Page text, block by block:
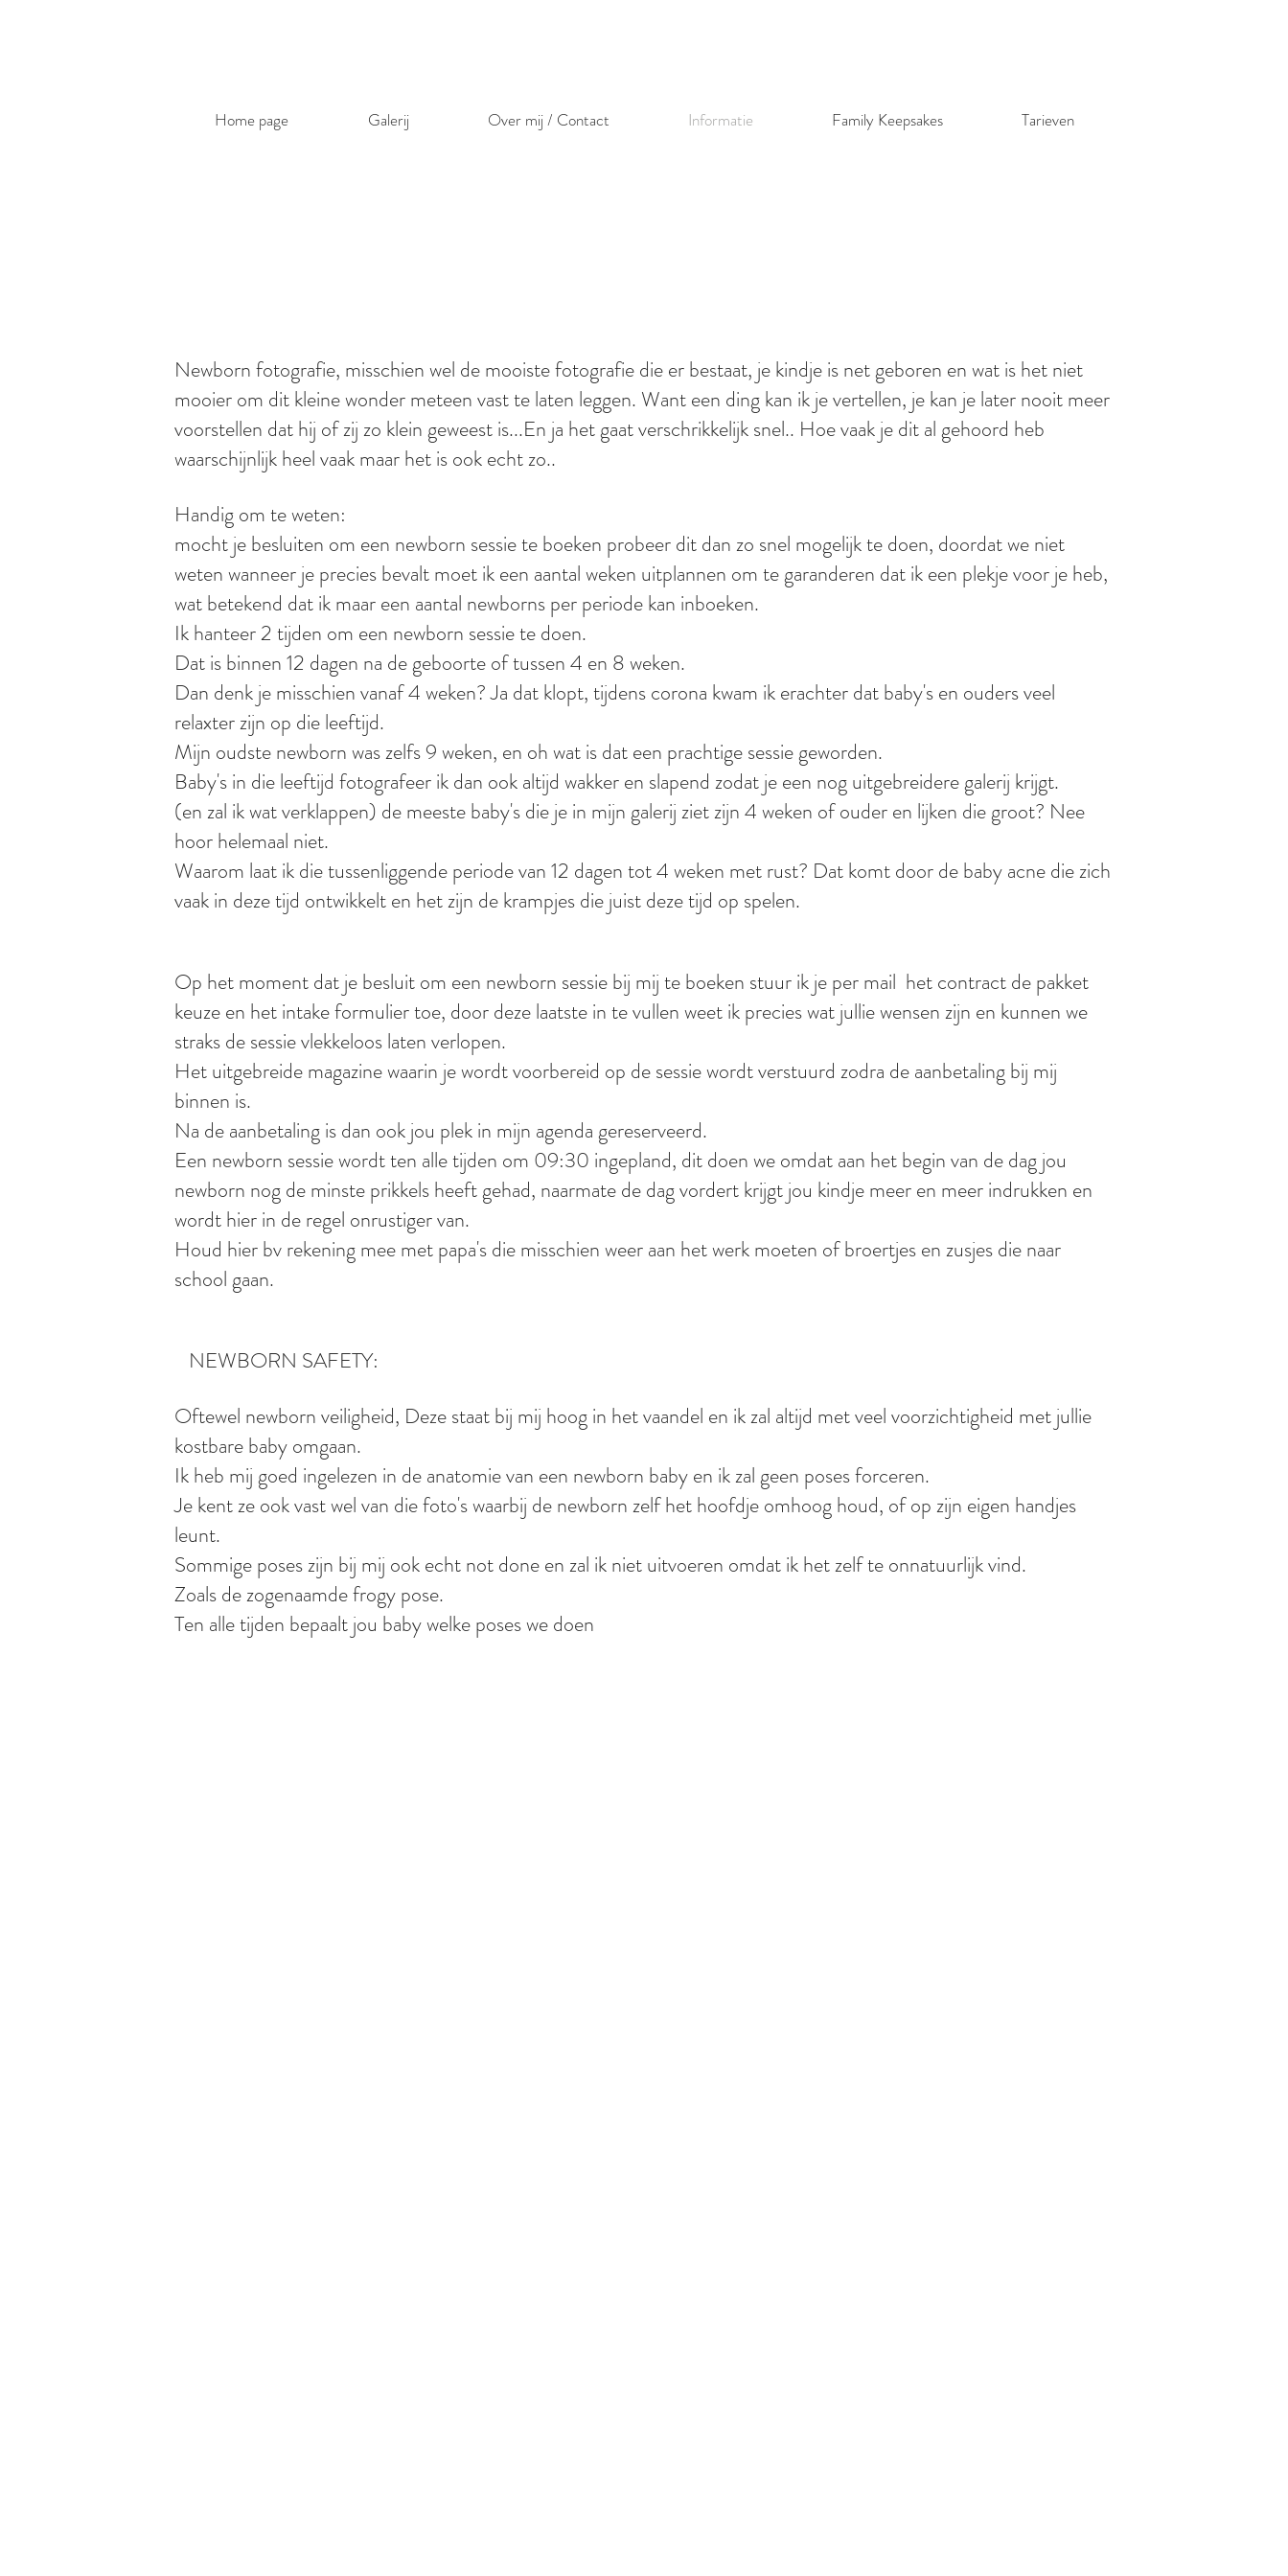
Home page Galerij Over mij / Contact Informatie Family Keepsakes Tarieven
Newborn fotografie, misschien wel de mooiste fotografie die er bestaat, je kindje is net geboren en wat is het niet
mooier om dit kleine wonder meteen vast te laten leggen. Want een ding kan ik je vertellen, je kan je later nooit meer
voorstellen dat hij of zij zo klein geweest is...En ja het gaat verschrikkelijk snel.. Hoe vaak je dit al gehoord heb
waarschijnlijk heel vaak maar het is ook echt zo..
Handig om te weten:
mocht je besluiten om een newborn sessie te boeken probeer dit dan zo snel mogelijk te doen, doordat we niet
weten wanneer je precies bevalt moet ik een aantal weken uitplannen om te garanderen dat ik een plekje voor je heb,
wat betekend dat ik maar een aantal newborns per periode kan inboeken.
Ik hanteer 2 tijden om een newborn sessie te doen.
Dat is binnen 12 dagen na de geboorte of tussen 4 en 8 weken.
Dan denk je misschien vanaf 4 weken? Ja dat klopt, tijdens corona kwam ik erachter dat baby's en ouders veel
relaxter zijn op die leeftijd.
Mijn oudste newborn was zelfs 9 weken, en oh wat is dat een prachtige sessie geworden.
Baby's in die leeftijd fotografeer ik dan ook altijd wakker en slapend zodat je een nog uitgebreidere galerij krijgt.
(en zal ik wat verklappen) de meeste baby's die je in mijn galerij ziet zijn 4 weken of ouder en lijken die groot? Nee
hoor helemaal niet.
Waarom laat ik die tussenliggende periode van 12 dagen tot 4 weken met rust? Dat komt door de baby acne die zich
vaak in deze tijd ontwikkelt en het zijn de krampjes die juist deze tijd op spelen.
Op het moment dat je besluit om een newborn sessie bij mij te boeken stuur ik je per mail het contract de pakket
keuze en het intake formulier toe, door deze laatste in te vullen weet ik precies wat jullie wensen zijn en kunnen we
straks de sessie vlekkeloos laten verlopen.
Het uitgebreide magazine waarin je wordt voorbereid op de sessie wordt verstuurd zodra de aanbetaling bij mij
binnen is.
Na de aanbetaling is dan ook jou plek in mijn agenda gereserveerd.
Een newborn sessie wordt ten alle tijden om 09:30 ingepland, dit doen we omdat aan het begin van de dag jou
newborn nog de minste prikkels heeft gehad, naarmate de dag vordert krijgt jou kindje meer en meer indrukken en
wordt hier in de regel onrustiger van.
Houd hier bv rekening mee met papa's die misschien weer aan het werk moeten of broertjes en zusjes die naar
school gaan.
NEWBORN SAFETY:
Oftewel newborn veiligheid, Deze staat bij mij hoog in het vaandel en ik zal altijd met veel voorzichtigheid met jullie
kostbare baby omgaan.
Ik heb mij goed ingelezen in de anatomie van een newborn baby en ik zal geen poses forceren.
Je kent ze ook vast wel van die foto's waarbij de newborn zelf het hoofdje omhoog houd, of op zijn eigen handjes
leunt.
Sommige poses zijn bij mij ook echt not done en zal ik niet uitvoeren omdat ik het zelf te onnatuurlijk vind.
Zoals de zogenaamde frogy pose.
Ten alle tijden bepaalt jou baby welke poses we doen